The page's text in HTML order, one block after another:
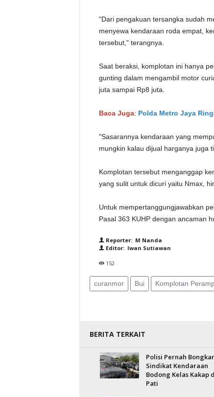
"Dari pengakuan tersangka sudah
menyewa kendaraan roda empat,
tersebut," terangnya.
Saat beraksi, komplotan ini hanya
gunting dalam mengambil motor
juta sampai Rp8 juta.
Baca Juga: Polda Metro Jaya
"Sasarannya kendaraan yang
mungkin kalau dijual harganya juga
Komplotan tersebut menganggap
yang sulit untuk dicuri yaitu Nmax,
Untuk mempertanggungjawabkan
Pasal 363 KUHP dengan ancaman
Reporter: M Nanda
Editor: Iwan Sutiawan
152
curanmor Bui Komplotan
BERITA TERKAIT
Polisi Pernah Bongkar
Sindikat Kendaraan
Bodong Kelas Kakap
Pati